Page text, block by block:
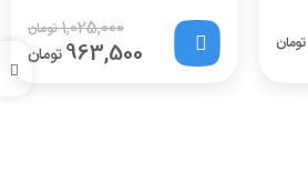
تومان
1,025,000تومان
963,500تومان